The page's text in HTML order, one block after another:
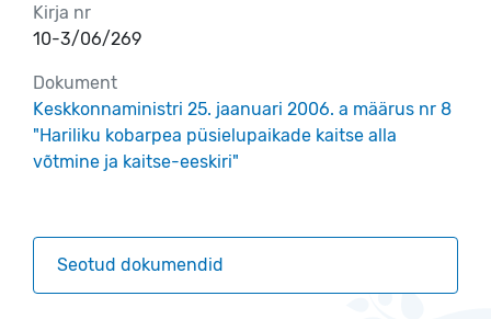
Kirja nr
10-3/06/269
Dokument
Keskkonnaministri 25. jaanuari 2006. a määrus nr 8
"Hariliku kobarpea püsielupaikade kaitse alla
võtmine ja kaitse-eeskiri"
Seotud dokumendid